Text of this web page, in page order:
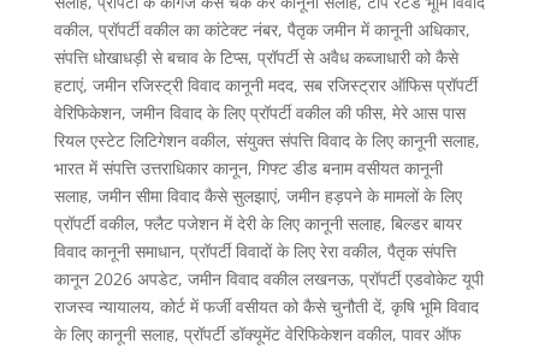
वकील, प्रॉपर्टी वकील का कांटेक्ट नंबर, पैतृक जमीन में कानूनी अधिकार,
संपत्ति धोखाधड़ी से बचाव के टिप्स, प्रॉपर्टी से अवैध कब्जाधारी को कैसे
हटाएं, जमीन रजिस्ट्री विवाद कानूनी मदद, सब रजिस्ट्रार ऑफिस प्रॉपर्टी
वेरिफिकेशन, जमीन विवाद के लिए प्रॉपर्टी वकील की फीस, मेरे आस पास
रियल एस्टेट लिटिगेशन वकील, संयुक्त संपत्ति विवाद के लिए कानूनी सलाह,
भारत में संपत्ति उत्तराधिकार कानून, गिफ्ट डीड बनाम वसीयत कानूनी
सलाह, जमीन सीमा विवाद कैसे सुलझाएं, जमीन हड़पने के मामलों के लिए
प्रॉपर्टी वकील, फ्लैट पजेशन में देरी के लिए कानूनी सलाह, बिल्डर बायर
विवाद कानूनी समाधान, प्रॉपर्टी विवादों के लिए रेरा वकील, पैतृक संपत्ति
कानून 2026 अपडेट, जमीन विवाद वकील लखनऊ, प्रॉपर्टी एडवोकेट यूपी
राजस्व न्यायालय, कोर्ट में फर्जी वसीयत को कैसे चुनौती दें, कृषि भूमि विवाद
के लिए कानूनी सलाह, प्रॉपर्टी डॉक्यूमेंट वेरिफिकेशन वकील, पावर ऑफ